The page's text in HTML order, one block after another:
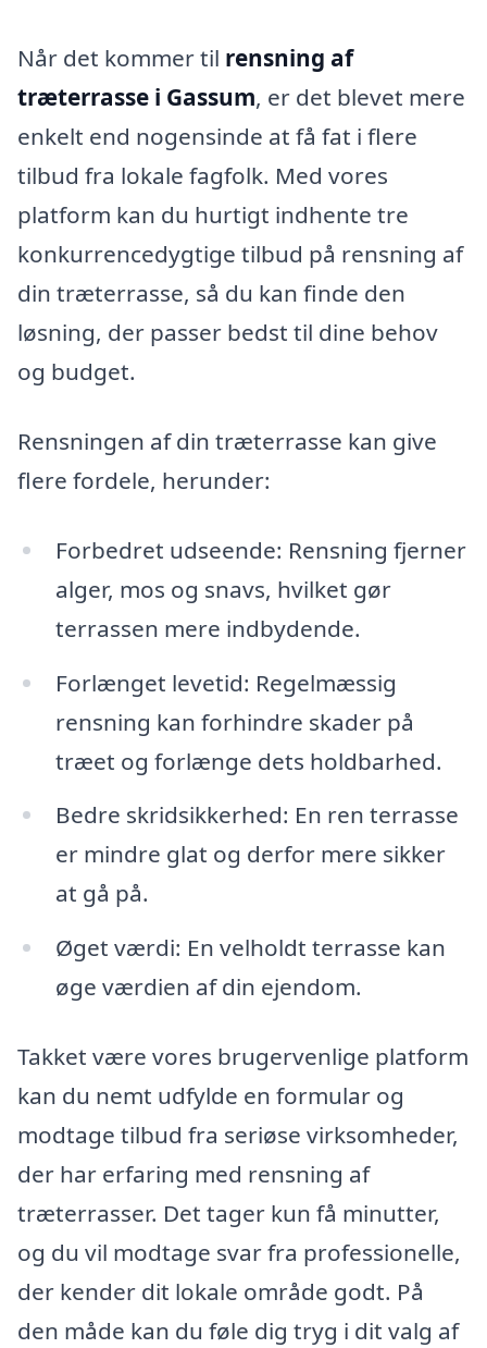
Når det kommer til rensning af
træterrasse i Gassum, er det blevet mere
enkelt end nogensinde at få fat i flere
tilbud fra lokale fagfolk. Med vores
platform kan du hurtigt indhente tre
konkurrencedygtige tilbud på rensning af
din træterrasse, så du kan finde den
løsning, der passer bedst til dine behov
og budget.
Rensningen af din træterrasse kan give
flere fordele, herunder:
Forbedret udseende: Rensning fjerner
alger, mos og snavs, hvilket gør
terrassen mere indbydende.
Forlænget levetid: Regelmæssig
rensning kan forhindre skader på
træet og forlænge dets holdbarhed.
Bedre skridsikkerhed: En ren terrasse
er mindre glat og derfor mere sikker
at gå på.
Øget værdi: En velholdt terrasse kan
øge værdien af din ejendom.
Takket være vores brugervenlige platform
kan du nemt udfylde en formular og
modtage tilbud fra seriøse virksomheder,
der har erfaring med rensning af
træterrasser. Det tager kun få minutter,
og du vil modtage svar fra professionelle,
der kender dit lokale område godt. På
den måde kan du føle dig tryg i dit valg af